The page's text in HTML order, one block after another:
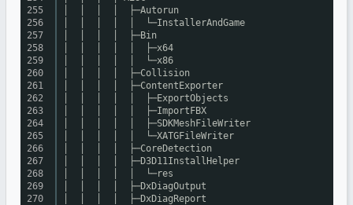
255
256
257
258
259
260
261
262
263
264
265
266
267
268
269
270
│ │ │ │ ├─Autorun
│ │ │ │ │ └─InstallerAndGame
│ │ │ │ ├─Bin
│ │ │ │ │ ├─x64
│ │ │ │ │ └─x86
│ │ │ │ ├─Collision
│ │ │ │ ├─ContentExporter
│ │ │ │ │ ├─ExportObjects
│ │ │ │ │ ├─ImportFBX
│ │ │ │ │ ├─SDKMeshFileWriter
│ │ │ │ │ └─XATGFileWriter
│ │ │ │ ├─CoreDetection
│ │ │ │ ├─D3D11InstallHelper
│ │ │ │ │ └─res
│ │ │ │ ├─DxDiagOutput
│ │ │ │ ├─DxDiagReport